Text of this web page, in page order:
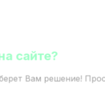
сайте?
Вам решение!